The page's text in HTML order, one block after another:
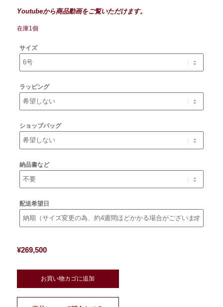
Youtubeから商品動画をご覧いただけます。
在庫1個
サイズ
ラッピング
ショップバッグ
納品書など
配送希望日
¥269,500
お買い物カゴに追加